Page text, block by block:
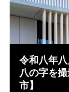
令和八年
八の字を
市】